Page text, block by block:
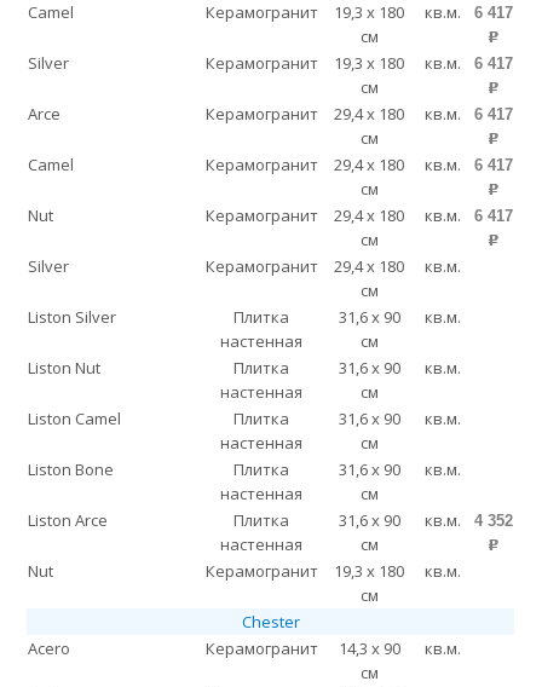
Camel Керамогранит
19,3 x 180
см
кв.м. 6 417
p
Silver Керамогранит
19,3 x 180
см
кв.м. 6 417
p
Arce Керамогранит
29,4 x 180
см
кв.м. 6 417
p
Camel Керамогранит
29,4 x 180
см
кв.м. 6 417
p
Nut Керамогранит
29,4 x 180
см
кв.м. 6 417
p
Silver Керамогранит
29,4 x 180
см
кв.м.
Liston Silver
Плитка
настенная
31,6 x 90
см
кв.м.
Liston Nut
Плитка
настенная
31,6 x 90
см
кв.м.
Liston Camel
Плитка
настенная
31,6 x 90
см
кв.м.
Liston Bone
Плитка
настенная
31,6 x 90
см
кв.м.
Liston Arce
Плитка
настенная
31,6 x 90
см
кв.м. 4 352
p
Nut Керамогранит
19,3 x 180
см
кв.м.
Chester
Acero
Керамогранит
14,3 x 90
см
кв.м.